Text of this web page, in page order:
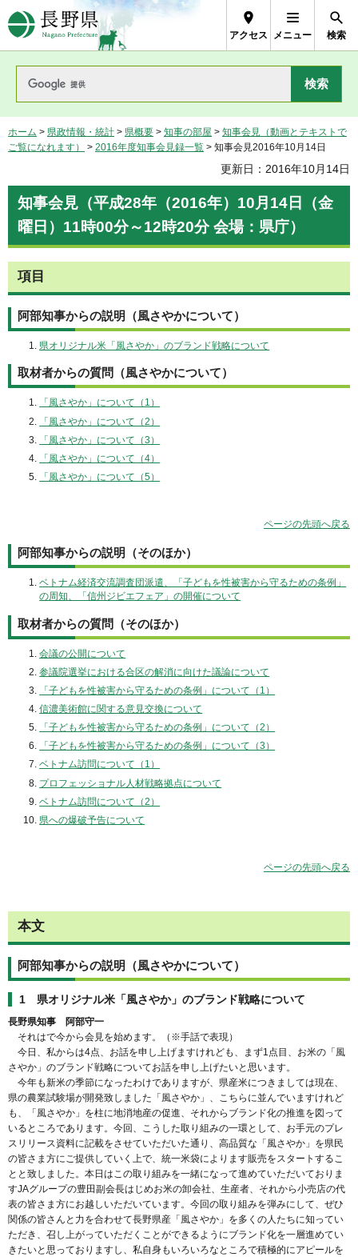
長野県Nagano Prefecture
アクセス メニュー 検索
ホーム > 県政情報・統計 > 県概要 > 知事の部屋 > 知事会見（動画とテキストで
ご覧になれます）
> 2016年度知事会見録一覧 > 知事会見2016年10月14日
更新日：2016年10月14日
知事会見（平成28年（2016年）10月14日（金
曜日）11時00分～12時20分 会場：県庁）
項目
阿部知事からの説明（風さやかについて）
県オリジナル米「風さやか」のブランド戦略について
取材者からの質問（風さやかについて）
「風さやか」について（1）
「風さやか」について（2）
「風さやか」について（3）
「風さやか」について（4）
「風さやか」について（5）
ページの先頭へ戻る
阿部知事からの説明（そのほか）
ベトナム経済交流調査団派遣、「子どもを性被害から守るための条例」
の周知、「信州ジビエフェア」の開催について
取材者からの質問（そのほか）
会議の公開について
参議院選挙における合区の解消に向けた議論について
「子どもを性被害から守るための条例」について（1）
信濃美術館に関する意見交換について
「子どもを性被害から守るための条例」について（2）
「子どもを性被害から守るための条例」について（3）
ベトナム訪問について（1）
プロフェッショナル人材戦略拠点について
ベトナム訪問について（2）
県への爆破予告について
ページの先頭へ戻る
本文
阿部知事からの説明（風さやかについて）
1 県オリジナル米「風さやか」のブランド戦略について
長野県知事 阿部守一
それはで今から会見を始めます。（※手話で表現）
今日、私からは4点、お話を申し上げますけれども、まず1点目、お米の「風
さやか」のブランド戦略についてお話を申し上げたいと思います。
今年も新米の季節になったわけでありますが、県産米につきましては現在、
県の農業試験場が開発致しました「風さやか」、こちらに並んでいますけれど
も、「風さやか」を柱に地消地産の促進、それからブランド化の推進を図って
いるところであります。今回、こうした取り組みの一環として、お手元のプレ
スリリース資料に記載をさせていただいた通り、高品質な「風さやか」を県民
の皆さま方にご提供していく上で、統一米袋によります販売をスタートするこ
とと致しました。本日はこの取り組みを一緒になって進めていただいておりま
すJAグループの豊田副会長はじめお米の卸会社、生産者、それから小売店の代
表の皆さま方にお越しいただいています。今回の取り組みを弾みにして、ぜひ
関係の皆さんと力を合わせて長野県産「風さやか」を多くの人たちに知ってい
ただき、召し上がっていただくことができるようにブランド化を一層進めてい
きたいと思っておりますし、私自身もいろいろなところで積極的にアピールを